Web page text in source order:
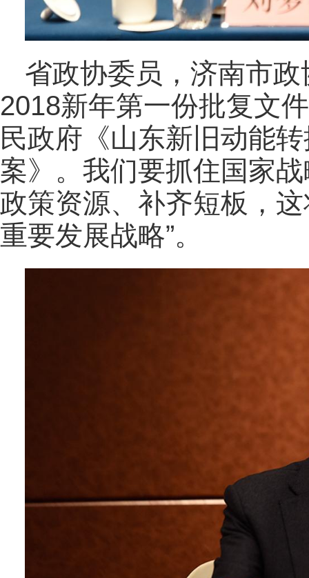
省政协委员，济南市
2018新年第一份批复文
民政府《山东新旧动能
案》。我们要抓住国家
政策资源、补齐短板，
重要发展战略”。